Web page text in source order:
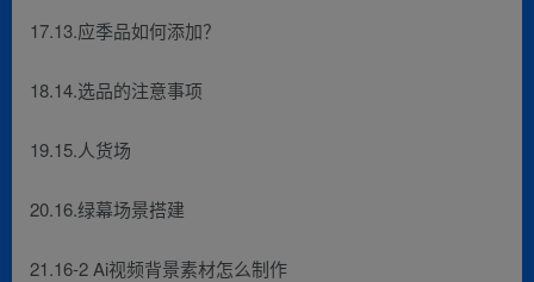
17.13.应季品如何添加？
18.14.选品的注意事项
19.15.人货场
20.16.绿幕场景搭建
21.16-2 Ai视频背景素材怎么制作